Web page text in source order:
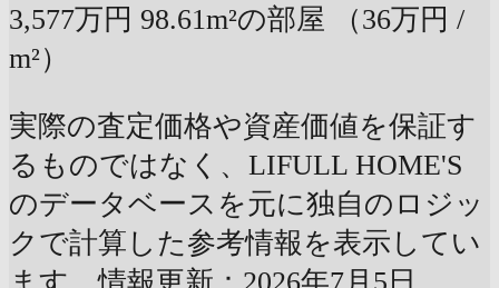
3,577万円 98.61m²の部屋
（36万円 /
m²）
実際の査定価格や資産価値を保証す
るものではなく、LIFULL HOME'S
のデータベースを元に独自のロジッ
クで計算した参考情報を表示してい